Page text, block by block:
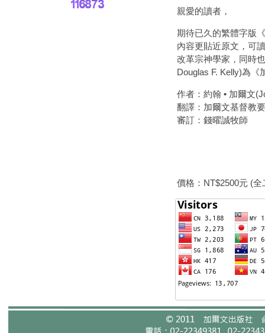
親愛的讀者，
期待已久的繁體字版
內容更貼近原文，可
改革宗神學家，同時
Douglas F. Kelly)為
作者：約翰 • 加爾文
翻譯：加爾文基督教
審訂：錢曜誠牧師
價格：NT$2500